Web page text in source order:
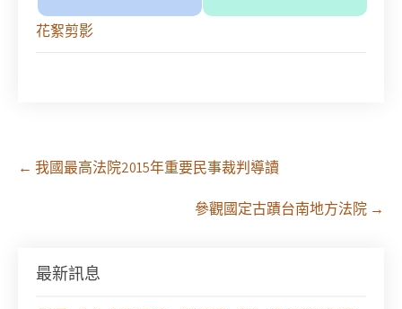
花絮剪影
Post
navigation
← 我國最高法院2015年重要民事裁判導讀
參觀國定古蹟台南地方法院 →
最新訊息
【課程報名】全律會與台北律師公會等單位定於8月